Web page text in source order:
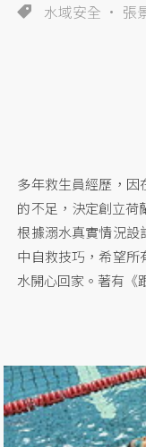
水域安全 張
多年救生員經歷，因
的不足，決定創立荷
根據溺水真實情況設
中自救技巧，希望所
水開心回家。著有《